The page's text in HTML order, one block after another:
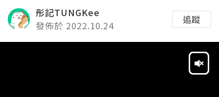
彤記TUNGKee
發佈於 2022.10.24
追蹤